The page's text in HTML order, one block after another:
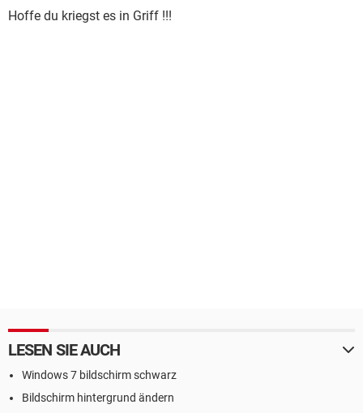
Hoffe du kriegst es in Griff !!!
LESEN SIE AUCH
Windows 7 bildschirm schwarz
Bildschirm hintergrund ändern